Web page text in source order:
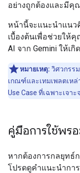
อย่างถูกต้องและมีคุ
หน้านี้จะแนะนำแนว
เบื้องต้นเพื่อช่วยให้
AI จาก Gemini ให้เ
หมายเหตุ: วิศวกรร
เกณฑ์และเทมเพลตเห
Use Case ที่เฉพาะเจา
คู่มือการใช้พร
หากต้องการกลยุทธ์
โปรดดูคำแนะนำกา